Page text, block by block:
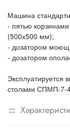
Машина
- пятью
(500х500 мм);
- дозатором
- дозатором
Эксплуатируется
столами СПМП-7-